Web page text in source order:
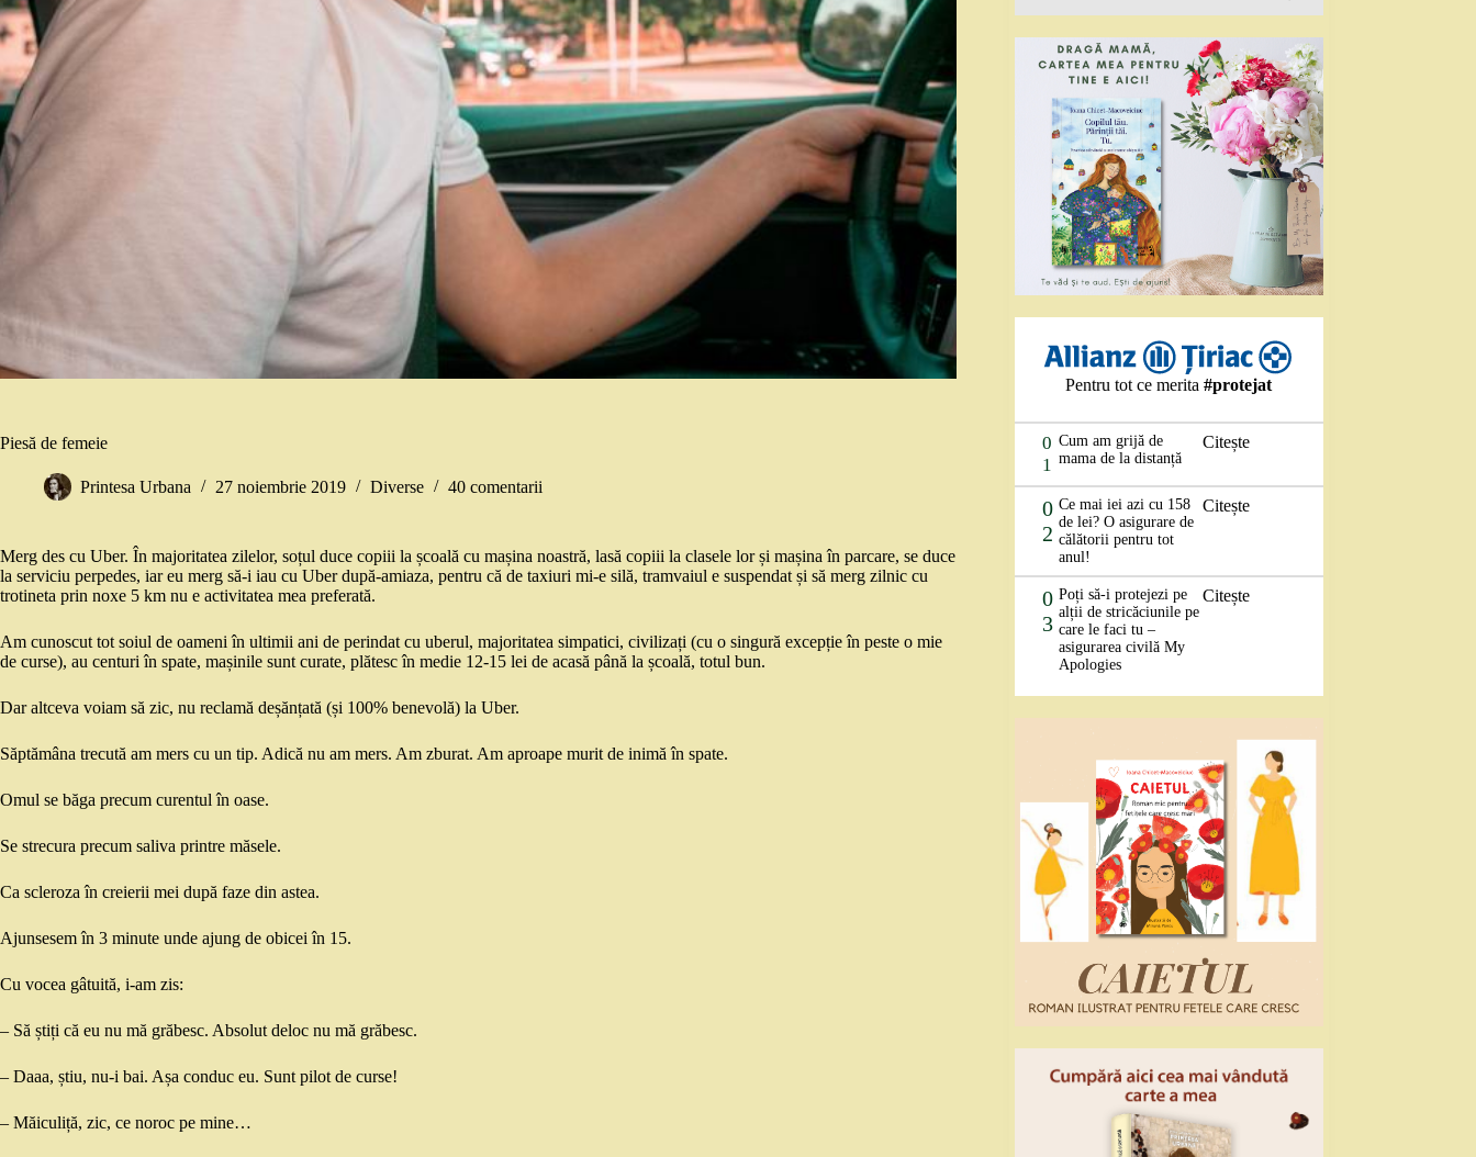
Piesă de femeie
Printesa Urbana 27 noiembrie 2019 Diverse 40 comentarii
Merg des cu Uber. În majoritatea zilelor, soțul duce copiii la școală cu mașina noastră, lasă copiii la clasele lor și mașina în parcare, se duce
la serviciu perpedes, iar eu merg să-i iau cu Uber după-amiaza, pentru că de taxiuri mi-e silă, tramvaiul e suspendat și să merg zilnic cu
trotineta prin noxe 5 km nu e activitatea mea preferată.
Am cunoscut tot soiul de oameni în ultimii ani de perindat cu uberul, majoritatea simpatici, civilizați (cu o singură excepție în peste o mie
de curse), au centuri în spate, mașinile sunt curate, plătesc în medie 12-15 lei de acasă până la școală, totul bun.
Dar altceva voiam să zic, nu reclamă deșănțată (și 100% benevolă) la Uber.
Săptămâna trecută am mers cu un tip. Adică nu am mers. Am zburat. Am aproape murit de inimă în spate.
Omul se băga precum curentul în oase.
Se strecura precum saliva printre măsele.
Ca scleroza în creierii mei după faze din astea.
Ajunsesem în 3 minute unde ajung de obicei în 15.
Cu vocea gâtuită, i-am zis:
– Să știți că eu nu mă grăbesc. Absolut deloc nu mă grăbesc.
– Daaa, știu, nu-i bai. Așa conduc eu. Sunt pilot de curse!
– Măiculiță, zic, ce noroc pe mine…
Pentru tot ce merita#protejat
0
1
Cum am grijă de
mama de la distanță
Citește
0
2
Ce mai iei azi cu 158
de lei? O asigurare de
călătorii pentru tot
anul!
Citește
0
3
Poți să-i protejezi pe
alții de stricăciunile pe
care le faci tu –
asigurarea civilă My
Apologies
Citește